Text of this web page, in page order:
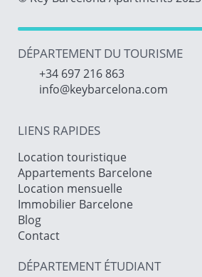
DÉPARTEMENT DU TOURISME
+34 697 216 863
info@keybarcelona.com
LIENS RAPIDES
Location touristique
Appartements Barcelone
Location mensuelle
Immobilier Barcelone
Blog
Contact
DÉPARTEMENT ÉTUDIANT